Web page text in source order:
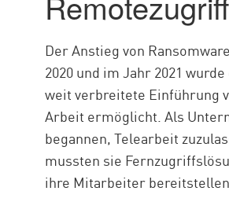
Der Anstieg von
2020 und im Jahr 2021
weit verbreitete Einführung
Arbeit ermöglicht. Als
begannen, Telearbeit
mussten sie
ihre Mitarbeiter